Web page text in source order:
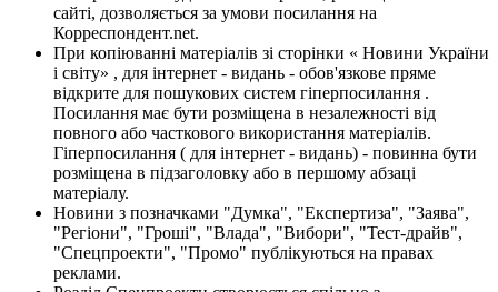
сайті, дозволяється за умови посилання на
Корреспондент.net.
При копіюванні матеріалів зі сторінки « Новини України
і світу» , для інтернет - видань - обов'язкове пряме
відкрите для пошукових систем гіперпосилання .
Посилання має бути розміщена в незалежності від
повного або часткового використання матеріалів.
Гіперпосилання ( для інтернет - видань) - повинна бути
розміщена в підзаголовку або в першому абзаці
матеріалу.
Новини з позначками "Думка", "Експертиза", "Заява",
"Регіони", "Гроші", "Влада", "Вибори", "Тест-драйв",
"Спецпроекти", "Промо" публікуються на правах
реклами.